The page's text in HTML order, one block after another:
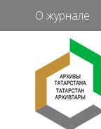
О журнале